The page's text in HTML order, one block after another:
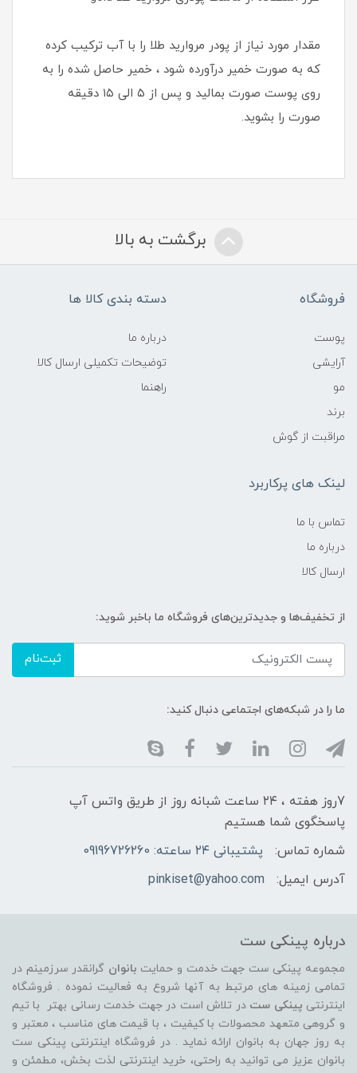
مقدار مورد نیاز از پودر مروارید طلا را با آب ترکیب کرده
که به صورت خمیر درآورده شود ، خمیر حاصل شده را به
روی پوست صورت بمالید و پس از ۵ الی ۱۵ دقیقه
صورت را بشوید.
برگشت به بالا
فروشگاه
پوست
آرایشی
مو
برند
مراقبت از گوش
دسته بندی کالا ها
درباره ما
توضیحات تکمیلی ارسال کالا
راهنما
لینک های پرکاربرد
تماس با ما
درباره ما
ارسال کالا
از تخفیف‌ها و جدیدترین‌های فروشگاه ما باخبر شوید:
ثبت‌نام
ما را در شبکه‌های اجتماعی دنبال کنید:
7روز هفته ، ۲۴ ساعت شبانه‌ روز از طریق واتس آپ
پاسخگوی شما هستیم
شماره تماس:
پشتیبانی ۲۴ ساعته: 09196726260
آدرس ایمیل:
pinkiset@yahoo.com
درباره پینکی ست
مجموعه پینکی ست جهت خدمت و حمایت بانوان گرانقدر سرزمینم در
تمامی زمینه های مرتبط به آنها شروع به فعالیت نموده . فروشگاه
اینترنتی پینکی ست در تلاش است در جهت خدمت رسانی بهتر با تیم
و گروهی متعهد محصولات با کیفیت ، با قیمت های مناسب ، معتبر و
به روز جهان به بانوان ارائه نماید . در فروشگاه اینترنتی پینکی ست
بانوان عزیز می توانيد به راحتی، خرید اینترنتی لذت بخش، مطمئن و